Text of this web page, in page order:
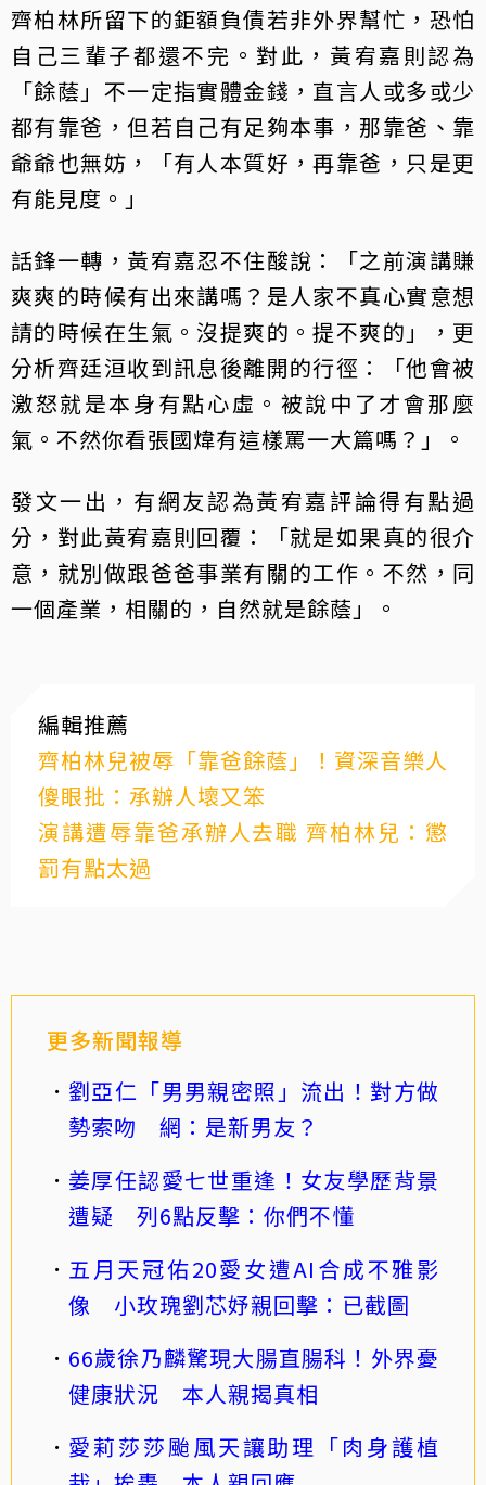
齊柏林所留下的鉅額負債若非外界幫忙，恐怕
自己三輩子都還不完。對此，黃宥嘉則認為
「餘蔭」不一定指實體金錢，直言人或多或少
都有靠爸，但若自己有足夠本事，那靠爸、靠
爺爺也無妨，「有人本質好，再靠爸，只是更
有能見度。」
話鋒一轉，黃宥嘉忍不住酸說：「之前演講賺
爽爽的時候有出來講嗎？是人家不真心實意想
請的時候在生氣。沒提爽的。提不爽的」，更
分析齊廷洹收到訊息後離開的行徑：「他會被
激怒就是本身有點心虛。被說中了才會那麼
氣。不然你看張國煒有這樣罵一大篇嗎？」。
發文一出，有網友認為黃宥嘉評論得有點過
分，對此黃宥嘉則回覆：「就是如果真的很介
意，就別做跟爸爸事業有關的工作。不然，同
一個產業，相關的，自然就是餘蔭」。
編輯推薦
齊柏林兒被辱「靠爸餘蔭」！資深音樂人
傻眼批：承辦人壞又笨
演講遭辱靠爸承辦人去職 齊柏林兒：懲
罰有點太過
更多新聞報導
劉亞仁「男男親密照」流出！對方做
勢索吻 網：是新男友？
姜厚任認愛七世重逢！女友學歷背景
遭疑 列6點反擊：你們不懂
五月天冠佑20愛女遭AI合成不雅影
像 小玫瑰劉芯妤親回擊：已截圖
66歲徐乃麟驚現大腸直腸科！外界憂
健康狀況 本人親揭真相
愛莉莎莎颱風天讓助理「肉身護植